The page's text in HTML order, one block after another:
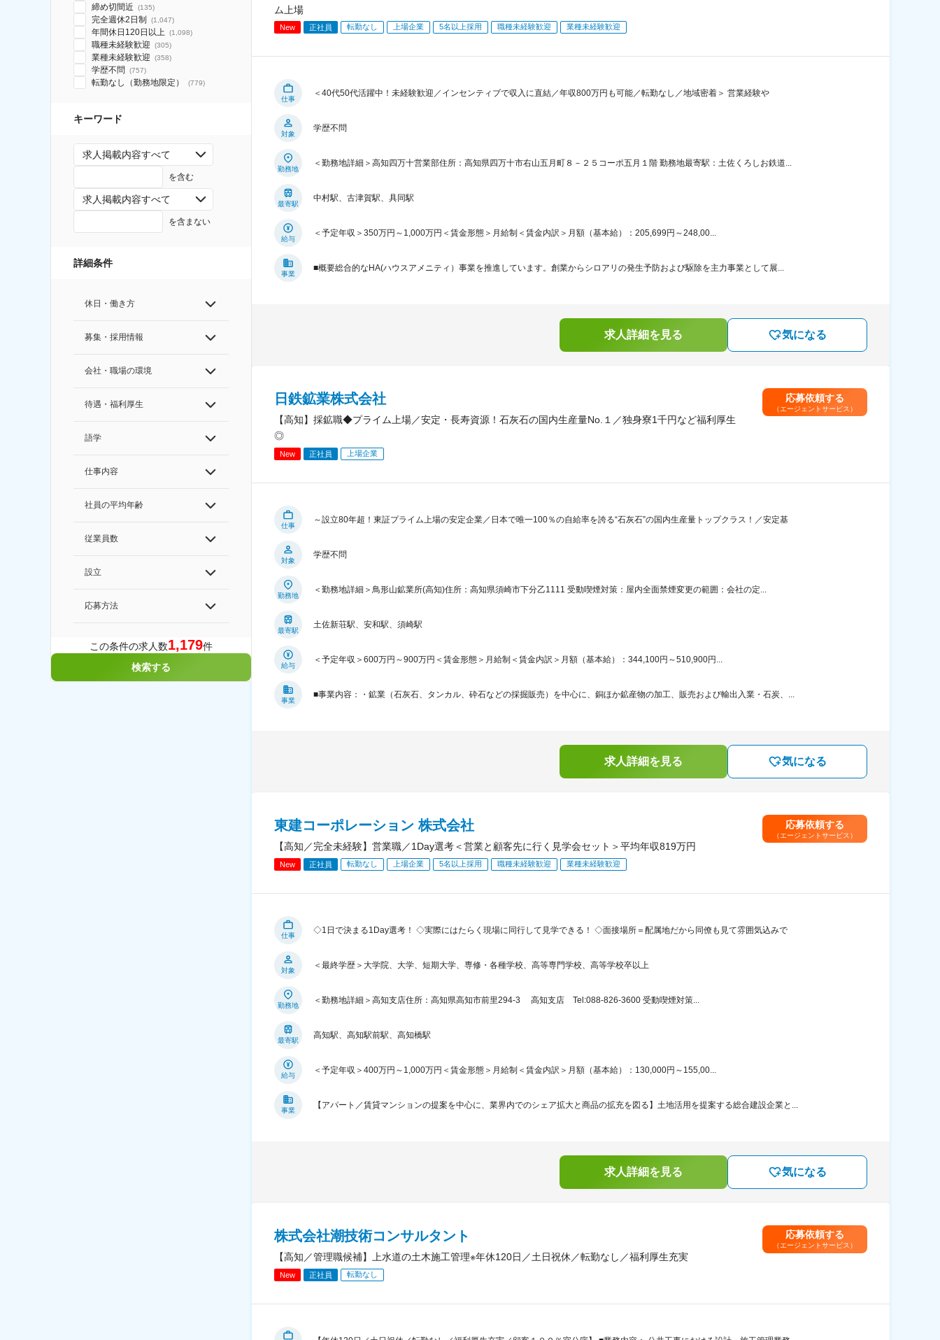
締め切間近 (135)
完全週休2日制 (1,047)
年間休日120日以上 (1,098)
職種未経験歓迎 (305)
業種未経験歓迎 (358)
学歴不問 (757)
転勤なし（勤務地限定） (779)
キーワード
求人掲載内容すべて
を含む
求人掲載内容すべて
を含まない
詳細条件
休日・働き方
募集・採用情報
会社・職場の環境
待遇・福利厚生
語学
仕事内容
社員の平均年齢
従業員数
設立
応募方法
この条件の求人数1,179件
検索する
ム上場
New 正社員 転勤なし 上場企業 5名以上採用 職種未経験歓迎 業種未経験歓迎
仕事
＜40代50代活躍中！未経験歓迎／インセンティブで収入に直結／年収800万円も可能／転勤なし／地域密着＞ 営業経験や
対象
学歴不問
勤務地
＜勤務地詳細＞高知四万十営業部住所：高知県四万十市右山五月町８－２５コーポ五月１階 勤務地最寄駅：土佐くろしお鉄道...
最寄駅
中村駅、古津賀駅、具同駅
給与
＜予定年収＞350万円～1,000万円＜賃金形態＞月給制＜賃金内訳＞月額（基本給）：205,699円～248,00...
事業
■概要総合的なHA(ハウスアメニティ）事業を推進しています。創業からシロアリの発生予防および駆除を主力事業として展...
求人詳細を見る 気になる
日鉄鉱業株式会社
【高知】採鉱職◆プライム上場／安定・長寿資源！石灰石の国内生産量No.１／独身寮1千円など福利厚生
◎
New 正社員 上場企業
応募依頼する
（エージェントサービス）
仕事
～設立80年超！東証プライム上場の安定企業／日本で唯一100％の自給率を誇る“石灰石”の国内生産量トップクラス！／安定基
対象
学歴不問
勤務地
＜勤務地詳細＞鳥形山鉱業所(高知)住所：高知県須崎市下分乙1111 受動喫煙対策：屋内全面禁煙変更の範囲：会社の定...
最寄駅
土佐新荘駅、安和駅、須崎駅
給与
＜予定年収＞600万円～900万円＜賃金形態＞月給制＜賃金内訳＞月額（基本給）：344,100円～510,900円...
事業
■事業内容：・鉱業（石灰石、タンカル、砕石などの採掘販売）を中心に、銅ほか鉱産物の加工、販売および輸出入業・石炭、...
求人詳細を見る 気になる
東建コーポレーション 株式会社
【高知／完全未経験】営業職／1Day選考＜営業と顧客先に行く見学会セット＞平均年収819万円
New 正社員 転勤なし 上場企業 5名以上採用 職種未経験歓迎 業種未経験歓迎
応募依頼する
（エージェントサービス）
仕事
◇1日で決まる1Day選考！ ◇実際にはたらく現場に同行して見学できる！ ◇面接場所＝配属地だから同僚も見て雰囲気込みで
対象
＜最終学歴＞大学院、大学、短期大学、専修・各種学校、高等専門学校、高等学校卒以上
勤務地
＜勤務地詳細＞高知支店住所：高知県高知市前里294-3 高知支店 Tel:088-826-3600 受動喫煙対策...
最寄駅
高知駅、高知駅前駅、高知橋駅
給与
＜予定年収＞400万円～1,000万円＜賃金形態＞月給制＜賃金内訳＞月額（基本給）：130,000円～155,00...
事業
【アパート／賃貸マンションの提案を中心に、業界内でのシェア拡大と商品の拡充を図る】土地活用を提案する総合建設企業と...
求人詳細を見る 気になる
株式会社潮技術コンサルタント
【高知／管理職候補】上水道の土木施工管理※年休120日／土日祝休／転勤なし／福利厚生充実
New 正社員 転勤なし
応募依頼する
（エージェントサービス）